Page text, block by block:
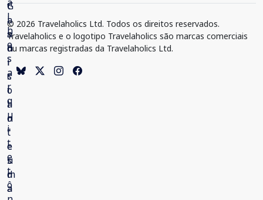
© 2026 Travelaholics Ltd. Todos os direitos reservados.
Travelaholics e o logotipo Travelaholics são marcas comerciais
ou marcas registradas da Travelaholics Ltd.